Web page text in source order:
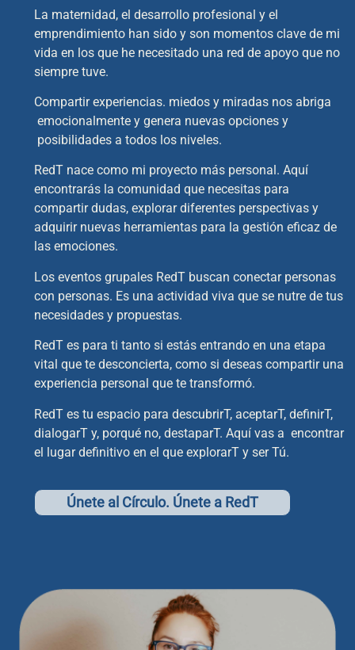
La maternidad, el desarrollo profesional y el
emprendimiento han sido y son momentos clave de mi
vida en los que he necesitado una red de apoyo que no
siempre tuve.
Compartir experiencias. miedos y miradas nos abriga
emocionalmente y genera nuevas opciones y
posibilidades a todos los niveles.
RedT nace como mi proyecto más personal. Aquí
encontrarás la comunidad que necesitas para
compartirdudas, explorar diferentes perspectivas y
adquirir nuevas herramientas para la gestión eficaz de
las emociones.
Los eventos grupales RedT buscan conectar personas
con personas. Es una actividad viva que se nutre de tus
necesidades y propuestas.
RedT es para ti tanto si estás entrando en una etapa
vital que te desconcierta, como si deseas compartir una
experiencia personal que te transformó.
RedT es tu espacio para descubrirT, aceptarT, definirT,
dialogarT y, porqué no, destaparT. Aquí vas a encontrar
el lugar definitivo en el que explorarT y ser Tú.
Únete al Círculo. Únete a RedT